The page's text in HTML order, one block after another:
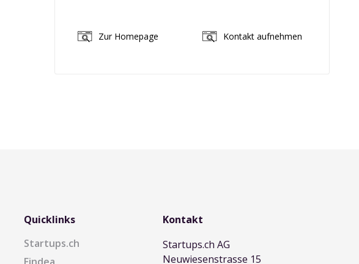
Zur Homepage Kontakt aufnehmen
Quicklinks
Startups.ch
Kontakt
Startups.ch AG
Neuwiesenstrasse 15